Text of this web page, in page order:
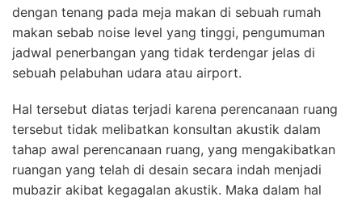
dengan tenang pada meja makan di sebuah rumah
makan sebab noise level yang tinggi, pengumuman
jadwal penerbangan yang tidak terdengar jelas di
sebuah pelabuhan udara atau airport.
Hal tersebut diatas terjadi karena perencanaan ruang
tersebut tidak melibatkan konsultan akustik dalam
tahap awal perencanaan ruang, yang mengakibatkan
ruangan yang telah di desain secara indah menjadi
mubazir akibat kegagalan akustik. Maka dalam hal